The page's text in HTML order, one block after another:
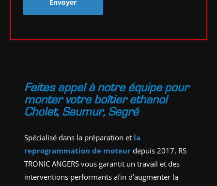
Faites appel à notre équipe pour
monter votre boîtier ethanol
Cholet, Saumur, Segré
Spécialisé dans la préparation et la
reprogrammation de moteur depuis 2017, RS
TRONIC ANGERS vous garantit un travail et des
interventions performants afin d’augmenter la